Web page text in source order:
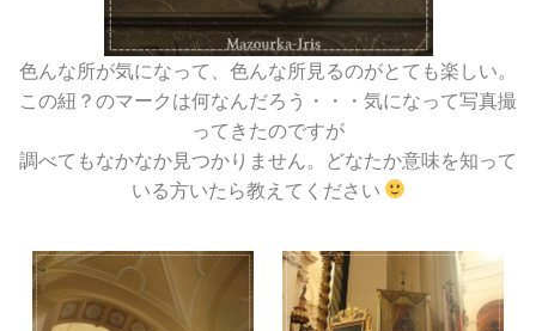
色んな所が気になって、色んな所見るのがとても楽しい。
この紐？のマークは何なんだろう・・・気になって写真撮
ってきたのですが
調べてもなかなか見つかりません。どなたか意味を知って
いる方いたら教えてください